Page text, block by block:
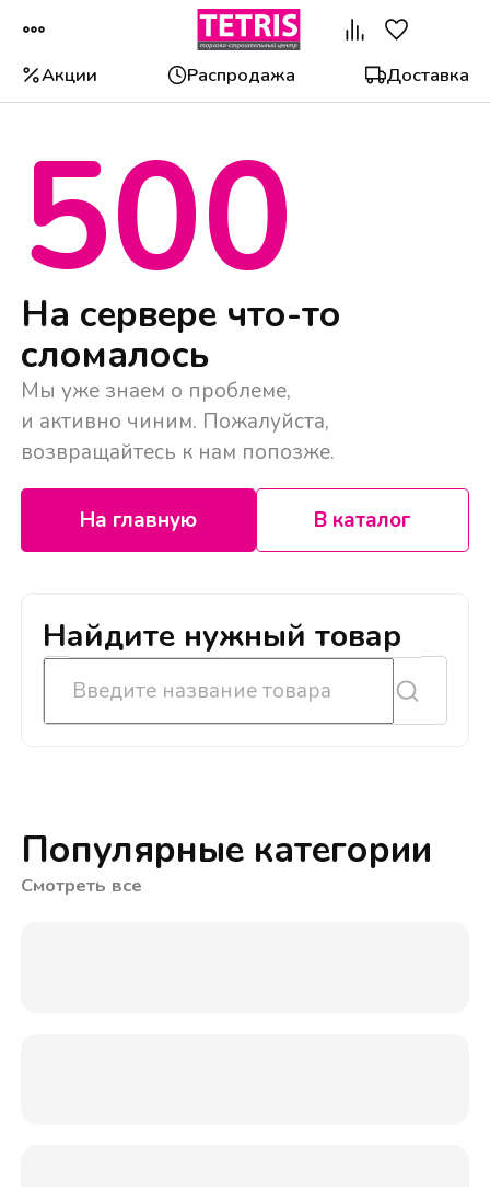
Акции Распродажа Доставка
500
На сервере что-то
сломалось
Мы уже знаем о проблеме,
и активно чиним. Пожалуйста,
возвращайтесь к нам попозже.
На главную В каталог
Найдите нужный товар
Популярные категории
Смотреть все